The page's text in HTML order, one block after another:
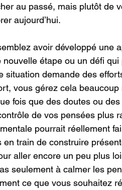
au passé, mais plutôt de
aujourd’hui.
avoir développé une
étape ou un défi
situation demande des
vous gérez cela
fois que des doutes ou
de vos pensées plus
pourrait réellement
en train de construire
aller encore un peu plus
seulement à calmer les
ce que vous souhaitez